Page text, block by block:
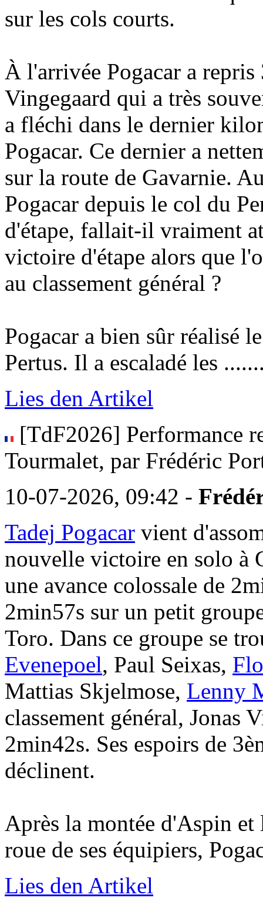
sur les cols courts.
À l'arrivée Pogacar a repris
Vingegaard qui a très
a fléchi dans le dernier
Pogacar. Ce dernier a
sur la route de Gavarnie.
Pogacar depuis le col du
d'étape, fallait-il vraiment
victoire d'étape alors que
au classement général ?
Pogacar a bien sûr réalisé
Pertus. Il a escaladé les
Lies den Artikel
[TdF2026] Performance
Tourmalet, par Frédéric
10-07-2026, 09:42 -
Tadej Pogacar vient
nouvelle victoire en solo à
une avance colossale de
2min57s sur un petit
Toro. Dans ce groupe se
Evenepoel, Paul Seixas,
Mattias Skjelmose, Lenny
classement général, Jonas
2min42s. Ses espoirs de
déclinent.
Après la montée d'Aspin
roue de ses équipiers,
Lies den Artikel